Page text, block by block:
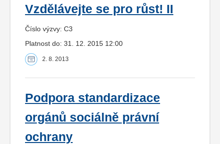
Vzdělávejte se pro růst! II
Číslo výzvy: C3
Platnost do: 31. 12. 2015 12:00
2. 8. 2013
Podpora standardizace
orgánů sociálně právní
ochrany